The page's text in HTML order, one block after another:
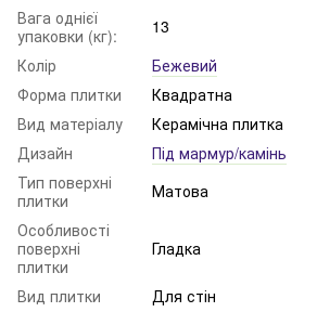
Вага однієї
упаковки (кг):
13
Колір
Бежевий
Форма плитки
Квадратна
Вид матеріалу
Керамічна плитка
Дизайн
Під мармур/камінь
Тип поверхні
плитки
Матова
Особливості
поверхні
плитки
Гладка
Вид плитки
Для стін